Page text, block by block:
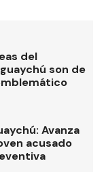
del
son de
Avanza
acusado